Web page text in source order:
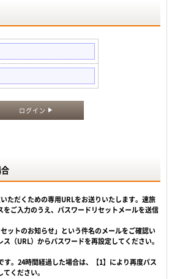
ログイン
ただくための専用URLをお送りいたします。速旅
ご入力のうえ、パスワードリセットメールを送信
ットのお知らせ」という件名のメールをご確認い
（URL）からパスワードを再設定してください。
。24時間経過した場合は、【1】により再度パス
ください。